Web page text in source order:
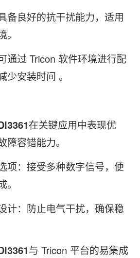
良好的抗干扰能力，适用
过 Tricon 软件环境进行配
少安装时间 。
在关键应用中表现优
障容错能力。
：接受多种数字信号，便
：防止电气干扰，确保稳
与 Tricon 平台的易集成